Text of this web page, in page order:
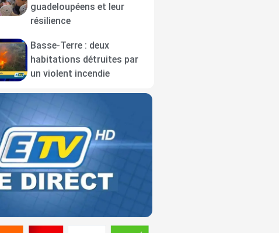
guadeloupéens et leur
résilience
Basse-Terre : deux
habitations détruites par
un violent incendie